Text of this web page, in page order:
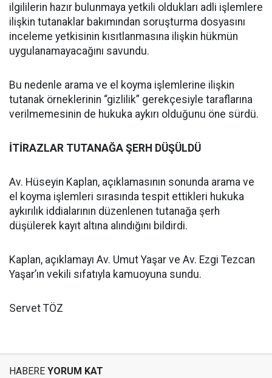
ilgililerin hazır bulunmaya yetkili oldukları adli işlemlere
ilişkin tutanaklar bakımından soruşturma dosyasını
inceleme yetkisinin kısıtlanmasına ilişkin hükmün
uygulanamayacağını savundu.
Bu nedenle arama ve el koyma işlemlerine ilişkin
tutanak örneklerinin “gizlilik” gerekçesiyle taraflarına
verilmemesinin de hukuka aykırı olduğunu öne sürdü.
İTİRAZLAR TUTANAĞA ŞERH DÜŞÜLDÜ
Av. Hüseyin Kaplan, açıklamasının sonunda arama ve
el koyma işlemleri sırasında tespit ettikleri hukuka
aykırılık iddialarının düzenlenen tutanağa şerh
düşülerek kayıt altına alındığını bildirdi.
Kaplan, açıklamayı Av. Umut Yaşar ve Av. Ezgi Tezcan
Yaşar’ın vekili sıfatıyla kamuoyuna sundu.
Servet TÖZ
HABERE YORUM KAT